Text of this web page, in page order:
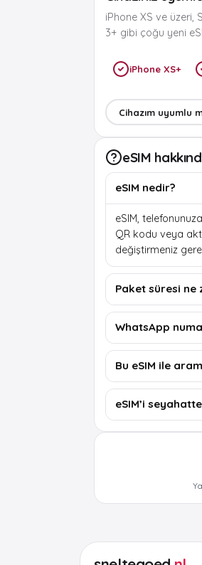
iPhone XS ve üzeri,
3+ gibi çoğu yeni
iPhone XS+
Cihazım uyumlu
eSIM
eSIM nedir?
eSIM,
QR kodu veya
değiştirmeniz
Paket süresi ne
WhatsApp
Bu eSIM ile
eSIM’i